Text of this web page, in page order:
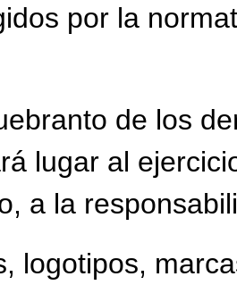
por la
de los
lugar al
a la
logotipos,